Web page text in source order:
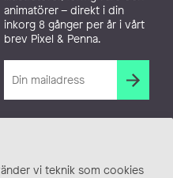
vi teknik som cookies
animatörer – direkt i din
inkorg 8 gånger per år i vårt
brev Pixel & Penna.